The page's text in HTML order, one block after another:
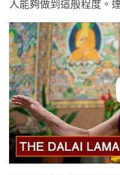
人能夠做到這般程度。